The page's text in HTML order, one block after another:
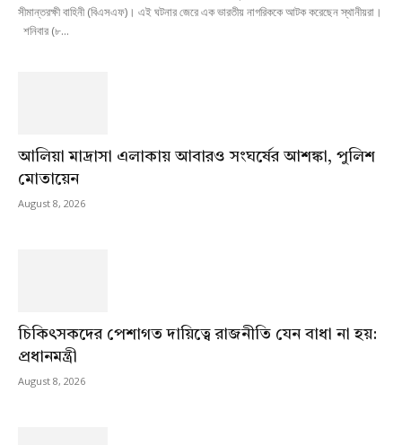
সীমান্তরক্ষী বাহিনী (বিএসএফ)। এই ঘটনার জেরে এক ভারতীয় নাগরিককে আটক করেছেন স্থানীয়রা।
শনিবার (৮...
আলিয়া মাদ্রাসা এলাকায় আবারও সংঘর্ষের আশঙ্কা, পুলিশ
মোতায়েন
August 8, 2026
চিকিৎসকদের পেশাগত দায়িত্বে রাজনীতি যেন বাধা না হয়:
প্রধানমন্ত্রী
August 8, 2026